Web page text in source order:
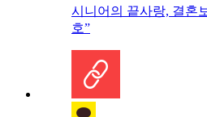
시니어의 끝사랑, 결혼
호”